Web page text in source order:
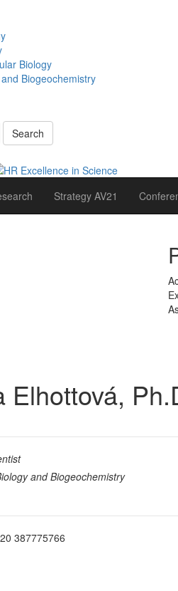
Biology
Biogeochemistry
Search
Strategy AV21
Elhottová,
and Biogeochemistry
387775766